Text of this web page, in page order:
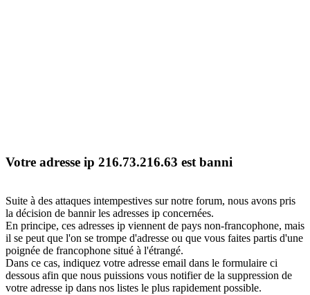
Votre adresse ip 216.73.216.63 est banni
Suite à des attaques intempestives sur notre forum, nous avons pris
la décision de bannir les adresses ip concernées.
En principe, ces adresses ip viennent de pays non-francophone, mais
il se peut que l'on se trompe d'adresse ou que vous faites partis d'une
poignée de francophone situé à l'étrangé.
Dans ce cas, indiquez votre adresse email dans le formulaire ci
dessous afin que nous puissions vous notifier de la suppression de
votre adresse ip dans nos listes le plus rapidement possible.